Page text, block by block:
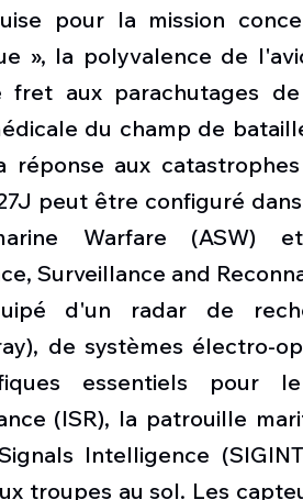
pour la mission
», la polyvalence de
aux parachutages
du champ de
réponse aux
peut être configuré
Warfare (ASW) et
Surveillance and
d'un radar de
de systèmes électro-
essentiels pour
(ISR), la patrouille
Intelligence
troupes au sol. Les